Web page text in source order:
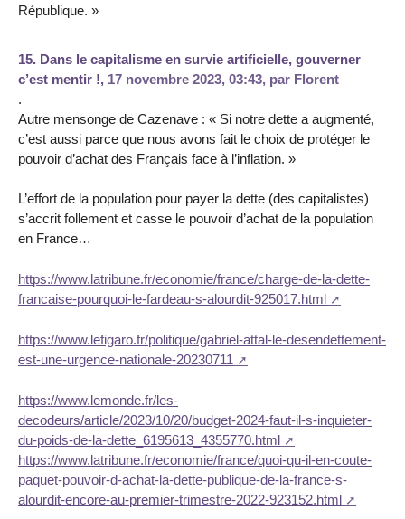
République. »
15. Dans le capitalisme en survie artificielle, gouverner
c’est mentir !, 17 novembre 2023, 03:43, par Florent
.
Autre mensonge de Cazenave : « Si notre dette a augmenté,
c’est aussi parce que nous avons fait le choix de protéger le
pouvoir d’achat des Français face à l’inflation. »
L’effort de la population pour payer la dette (des capitalistes)
s’accrit follement et casse le pouvoir d’achat de la population
en France…
https://www.latribune.fr/economie/france/charge-de-la-dette-
francaise-pourquoi-le-fardeau-s-alourdit-925017.html
https://www.lefigaro.fr/politique/gabriel-attal-le-desendettement-
est-une-urgence-nationale-20230711
https://www.lemonde.fr/les-
decodeurs/article/2023/10/20/budget-2024-faut-il-s-inquieter-
du-poids-de-la-dette_6195613_4355770.html
https://www.latribune.fr/economie/france/quoi-qu-il-en-coute-
paquet-pouvoir-d-achat-la-dette-publique-de-la-france-s-
alourdit-encore-au-premier-trimestre-2022-923152.html